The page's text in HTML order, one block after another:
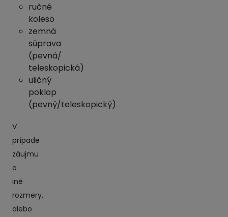
ručné
koleso
zemná
súprava
(pevná/
teleskopická)
uličný
poklop
(pevný/teleskopický)
V
prípade
záujmu
o
iné
rozmery,
alebo